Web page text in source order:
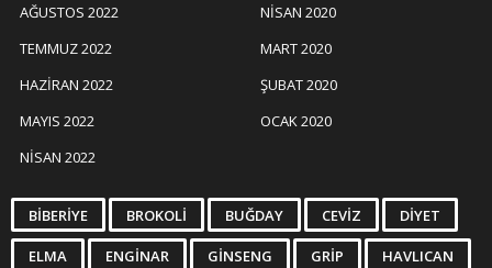
AĞUSTOS 2022
TEMMUZ 2022
HAZIRAN 2022
MAYIS 2022
NISAN 2022
NISAN 2020
MART 2020
ŞUBAT 2020
OCAK 2020
BIBERIYE BROKOLI BUĞDAY CEVIZ DIYET
ELMA ENGINAR GINSENG GRIP HAVLICAN